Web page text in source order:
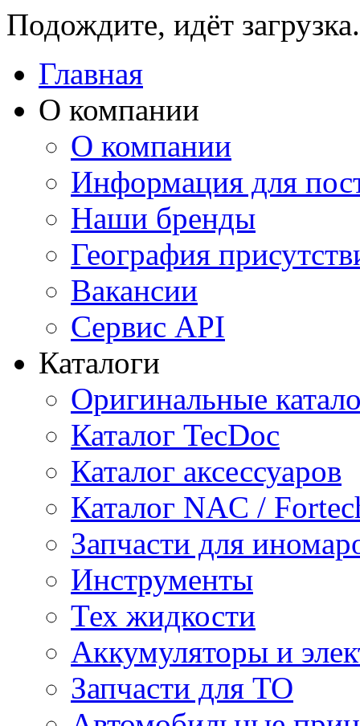
Подождите, идёт
Главная
О компании
О компании
Информация для
Наши бренды
География
Вакансии
Сервис API
Каталоги
Оригинальные
Каталог TecDoc
Каталог аксессуаров
Каталог NAC /
Запчасти для
Инструменты
Тех жидкости
Аккумуляторы и
Запчасти для ТО